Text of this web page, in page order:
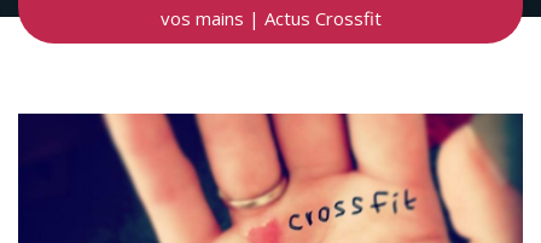
vos mains | Actus Crossfit